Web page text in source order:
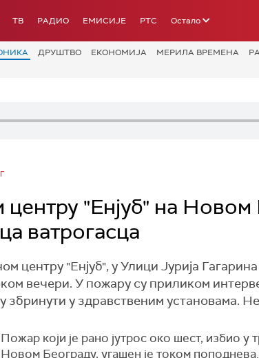
ТВ РАДИО ЕМИСИЈЕ РТС Остало
ДРУШТВО ЕКОНОМИЈА МЕРИЛА ВРЕМЕНА
"Енјуб" на Новом
ватрогасца
центру "Енјуб", у Улици Јурија
вечери. У пожару су приликом
збринути у здравственим установама.
Пожар који је рано јутрос око шест, избио у
Новом Београду, угашен је током поподнева.